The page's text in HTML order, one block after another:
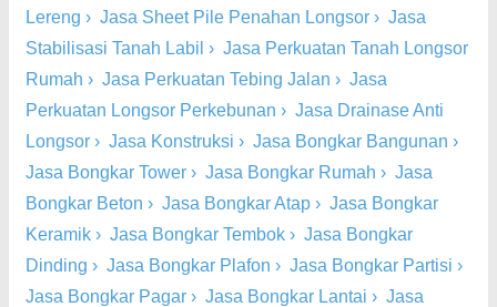
Lereng › Jasa Sheet Pile Penahan Longsor › Jasa
Stabilisasi Tanah Labil › Jasa Perkuatan Tanah Longsor
Rumah › Jasa Perkuatan Tebing Jalan › Jasa
Perkuatan Longsor Perkebunan › Jasa Drainase Anti
Longsor › Jasa Konstruksi › Jasa Bongkar Bangunan ›
Jasa Bongkar Tower › Jasa Bongkar Rumah › Jasa
Bongkar Beton › Jasa Bongkar Atap › Jasa Bongkar
Keramik › Jasa Bongkar Tembok › Jasa Bongkar
Dinding › Jasa Bongkar Plafon › Jasa Bongkar Partisi ›
Jasa Bongkar Pagar › Jasa Bongkar Lantai › Jasa